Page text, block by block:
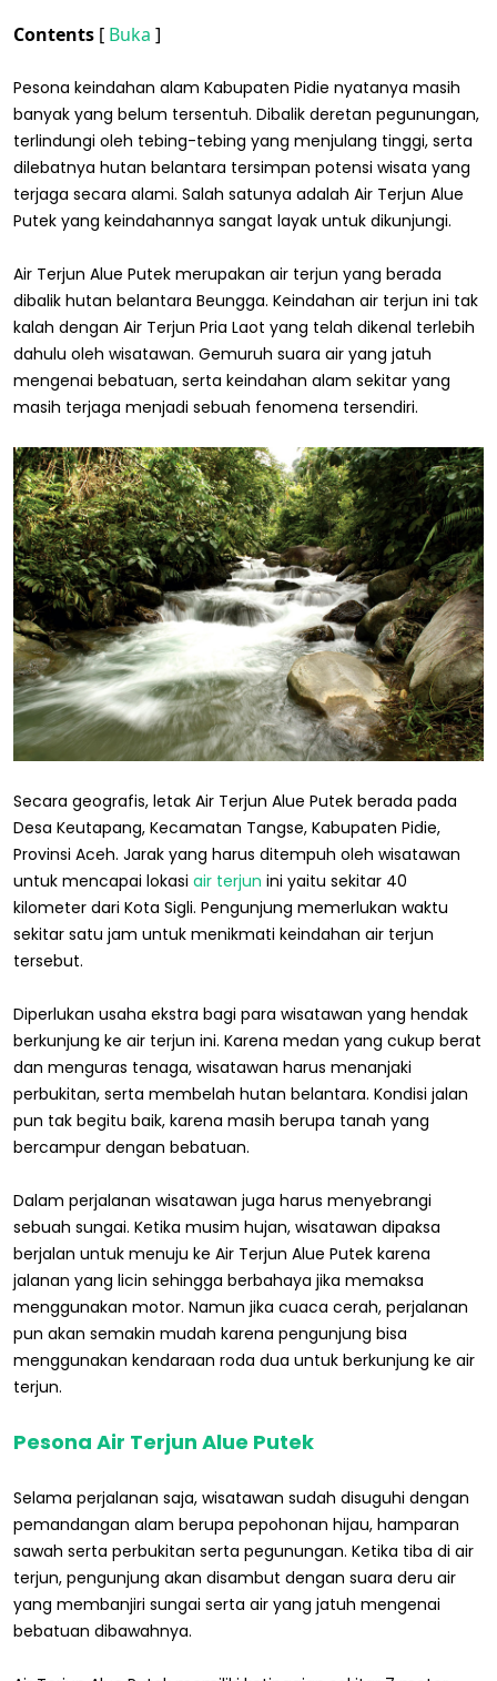
Contents [ Buka ]
Pesona keindahan alam Kabupaten Pidie nyatanya masih
banyak yang belum tersentuh. Dibalik deretan pegunungan,
terlindungi oleh tebing-tebing yang menjulang tinggi, serta
dilebatnya hutan belantara tersimpan potensi wisata yang
terjaga secara alami. Salah satunya adalah Air Terjun Alue
Putek yang keindahannya sangat layak untuk dikunjungi.
Air Terjun Alue Putek merupakan air terjun yang berada
dibalik hutan belantara Beungga. Keindahan air terjun ini tak
kalah dengan Air Terjun Pria Laot yang telah dikenal terlebih
dahulu oleh wisatawan. Gemuruh suara air yang jatuh
mengenai bebatuan, serta keindahan alam sekitar yang
masih terjaga menjadi sebuah fenomena tersendiri.
Secara geografis, letak Air Terjun Alue Putek berada pada
Desa Keutapang, Kecamatan Tangse, Kabupaten Pidie,
Provinsi Aceh. Jarak yang harus ditempuh oleh wisatawan
untuk mencapai lokasi air terjun ini yaitu sekitar 40
kilometer dari Kota Sigli. Pengunjung memerlukan waktu
sekitar satu jam untuk menikmati keindahan air terjun
tersebut.
Diperlukan usaha ekstra bagi para wisatawan yang hendak
berkunjung ke air terjun ini. Karena medan yang cukup berat
dan menguras tenaga, wisatawan harus menanjaki
perbukitan, serta membelah hutan belantara. Kondisi jalan
pun tak begitu baik, karena masih berupa tanah yang
bercampur dengan bebatuan.
Dalam perjalanan wisatawan juga harus menyebrangi
sebuah sungai. Ketika musim hujan, wisatawan dipaksa
berjalan untuk menuju ke Air Terjun Alue Putek karena
jalanan yang licin sehingga berbahaya jika memaksa
menggunakan motor. Namun jika cuaca cerah, perjalanan
pun akan semakin mudah karena pengunjung bisa
menggunakan kendaraan roda dua untuk berkunjung ke air
terjun.
Pesona Air Terjun Alue Putek
Selama perjalanan saja, wisatawan sudah disuguhi dengan
pemandangan alam berupa pepohonan hijau, hamparan
sawah serta perbukitan serta pegunungan. Ketika tiba di air
terjun, pengunjung akan disambut dengan suara deru air
yang membanjiri sungai serta air yang jatuh mengenai
bebatuan dibawahnya.